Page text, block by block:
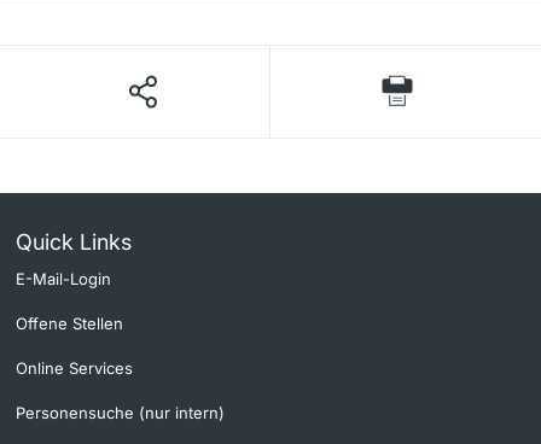
Quick Links
E-Mail-Login
Offene Stellen
Online Services
Personensuche (nur intern)